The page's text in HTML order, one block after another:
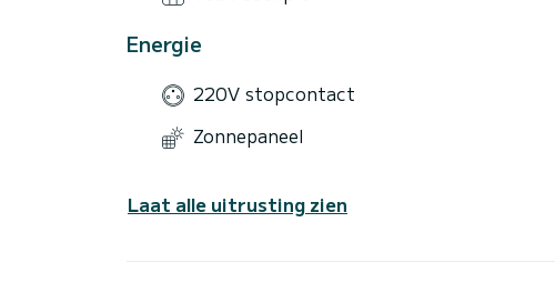
Energie
220V stopcontact
Zonnepaneel
Laat alle uitrusting zien